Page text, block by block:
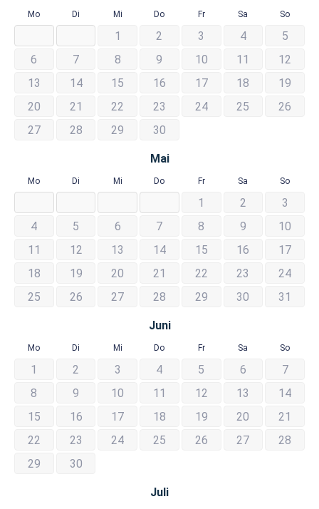
Mo Di Mi Do Fr Sa So
1 2 3 4
5
6
7 8 9 10 11
12
13
14 15 16 17 18
19
20
21 22 23 24 25
26
27
28 29 30
Mai
Mo Di Mi Do Fr Sa So
1 2
3
4
5 6 7 8 9
10
11
12 13 14 15 16
17
18
19 20 21 22 23
24
25
26 27 28 29 30 31
Juni
Mo Di Mi Do Fr Sa So
1 2 3 4 5 6
7
8
9 10 11 12 13
14
15
16 17 18 19 20
21
22
23 24 25 26 27
28
29
30
Juli